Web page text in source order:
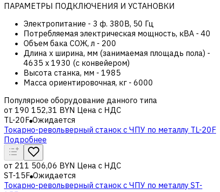
ПАРАМЕТРЫ ПОДКЛЮЧЕНИЯ И УСТАНОВКИ
Электропитание - 3 ф. 380В, 50 Гц
Потребляемая электрическая мощность, кВА - 40
Объем бака СОЖ, л - 200
Длина х ширина, мм (занимаемая площадь пола) -
4635 x 1930 (c конвейером)
Высота станка, мм - 1985
Масса ориентировочная, кг - 6000
Популярное оборудование данного типа
от 190 152,31 BYN Цена с НДС
TL-20F Ожидается
Токарно-револьверный станок с ЧПУ по металлу TL-20F
Подробнее
от 211 506,06 BYN Цена с НДС
ST-15F Ожидается
Токарно-револьверный станок с ЧПУ по металлу ST-